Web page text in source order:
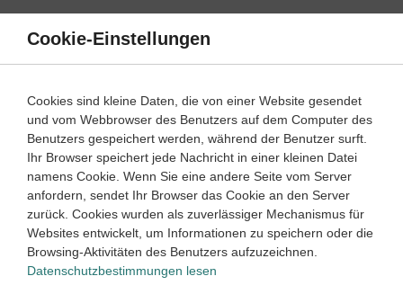
Direkt
Inhalt
Wie erschließt man einen erzählenden Text im Fach Deutsch?
Wie analysiert man einen erzählenden Text im Fach Deutsch?
Im Deutschunterricht wirst du immer wieder mit
erzählenden bzw. epischen Textenkonfrontiert, die du lesen
oder nach bestimmten Vorgaben untersuchen sollst.
In den Klassenstufen 5 und 6 begegnen dir dabei vor allem:
Cookie-Einstellungen
Cookies sind kleine Daten, die von einer Website gesendet
und vom Webbrowser des Benutzers auf dem Computer des
Benutzers gespeichert werden, während der Benutzer surft.
Ihr Browser speichert jede Nachricht in einer kleinen Datei
namens Cookie. Wenn Sie eine andere Seite vom Server
anfordern, sendet Ihr Browser das Cookie an den Server
zurück. Cookies wurden als zuverlässiger Mechanismus für
Websites entwickelt, um Informationen zu speichern oder die
Browsing-Aktivitäten des Benutzers aufzuzeichnen.
Datenschutzbestimmungen lesen